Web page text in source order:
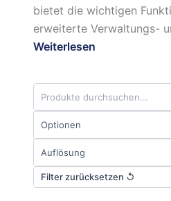
bietet die wichtigen
erweiterte Verwaltungs-
Weiterlesen
Filter zurücksetzen ↺